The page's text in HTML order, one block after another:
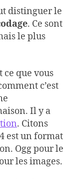
distinguer le
. Ce sont
le plus
que vous
c’est
Il y a
. Citons
est un format
Ogg pour le
les images.